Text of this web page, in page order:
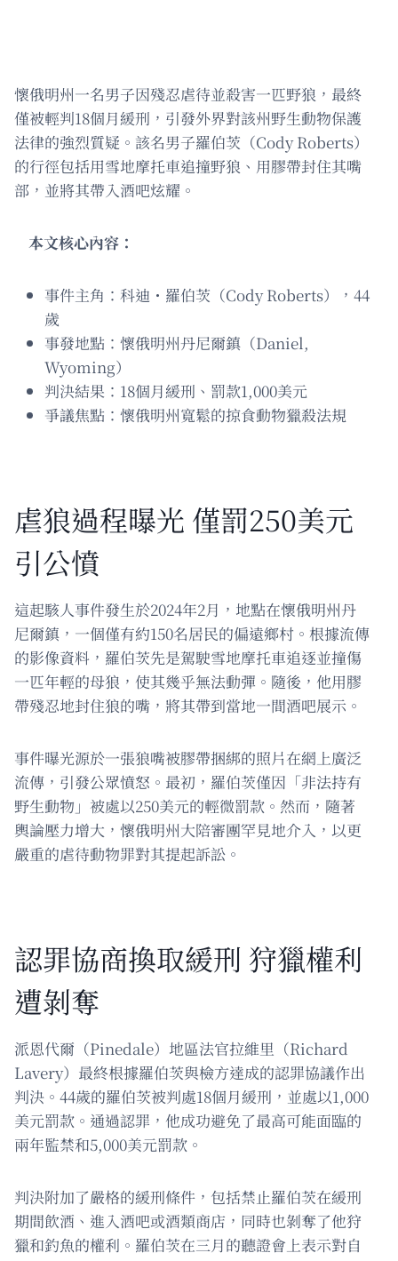
懷俄明州一名男子因殘忍虐待並殺害一匹野狼，最終
僅被輕判18個月緩刑，引發外界對該州野生動物保護
法律的強烈質疑。該名男子羅伯茨（Cody Roberts）
的行徑包括用雪地摩托車追撞野狼、用膠帶封住其嘴
部，並將其帶入酒吧炫耀。
本文核心內容：
事件主角：科迪・羅伯茨（Cody Roberts），44
歲
事發地點：懷俄明州丹尼爾鎮（Daniel,
Wyoming）
判決結果：18個月緩刑、罰款1,000美元
爭議焦點：懷俄明州寬鬆的掠食動物獵殺法規
虐狼過程曝光 僅罰250美元
引公憤
這起駭人事件發生於2024年2月，地點在懷俄明州丹
尼爾鎮，一個僅有約150名居民的偏遠鄉村。根據流傳
的影像資料，羅伯茨先是駕駛雪地摩托車追逐並撞傷
一匹年輕的母狼，使其幾乎無法動彈。隨後，他用膠
帶殘忍地封住狼的嘴，將其帶到當地一間酒吧展示。
事件曝光源於一張狼嘴被膠帶捆綁的照片在網上廣泛
流傳，引發公眾憤怒。最初，羅伯茨僅因「非法持有
野生動物」被處以250美元的輕微罰款。然而，隨著
輿論壓力增大，懷俄明州大陪審團罕見地介入，以更
嚴重的虐待動物罪對其提起訴訟。
認罪協商換取緩刑 狩獵權利
遭剝奪
派恩代爾（Pinedale）地區法官拉維里（Richard
Lavery）最終根據羅伯茨與檢方達成的認罪協議作出
判決。44歲的羅伯茨被判處18個月緩刑，並處以1,000
美元罰款。通過認罪，他成功避免了最高可能面臨的
兩年監禁和5,000美元罰款。
判決附加了嚴格的緩刑條件，包括禁止羅伯茨在緩刑
期間飲酒、進入酒吧或酒類商店，同時也剝奪了他狩
獵和釣魚的權利。羅伯茨在三月的聽證會上表示對自